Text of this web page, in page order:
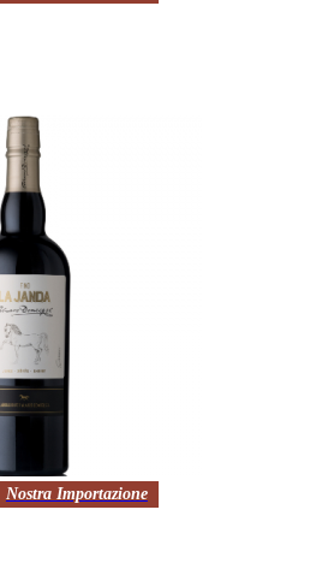
Nostra Importazione